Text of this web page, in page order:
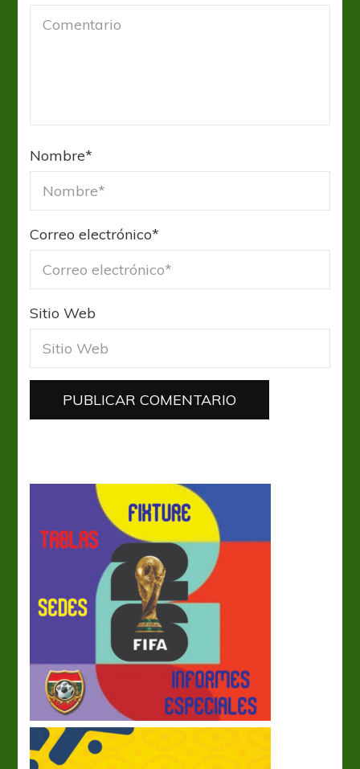
Nombre*
Correo electrónico*
Sitio Web